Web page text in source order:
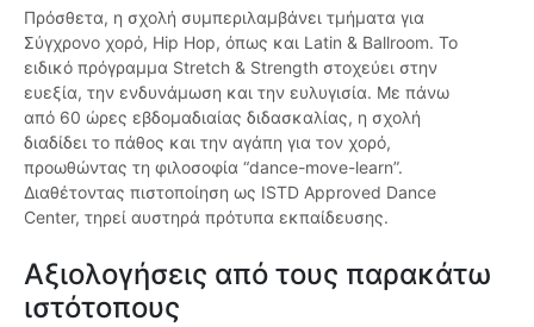
Πρόσθετα, η σχολή συμπεριλαμβάνει τμήματα για
Σύγχρονο χορό, Hip Hop, όπως και Latin & Ballroom. Το
ειδικό πρόγραμμα Stretch & Strength στοχεύει στην
ευεξία, την ενδυνάμωση και την ευλυγισία. Με πάνω
από 60 ώρες εβδομαδιαίας διδασκαλίας, η σχολή
διαδίδει το πάθος και την αγάπη για τον χορό,
προωθώντας τη φιλοσοφία “dance-move-learn”.
Διαθέτοντας πιστοποίηση ως ISTD Approved Dance
Center, τηρεί αυστηρά πρότυπα εκπαίδευσης.
Αξιολογήσεις από τους παρακάτω
ιστότοπους